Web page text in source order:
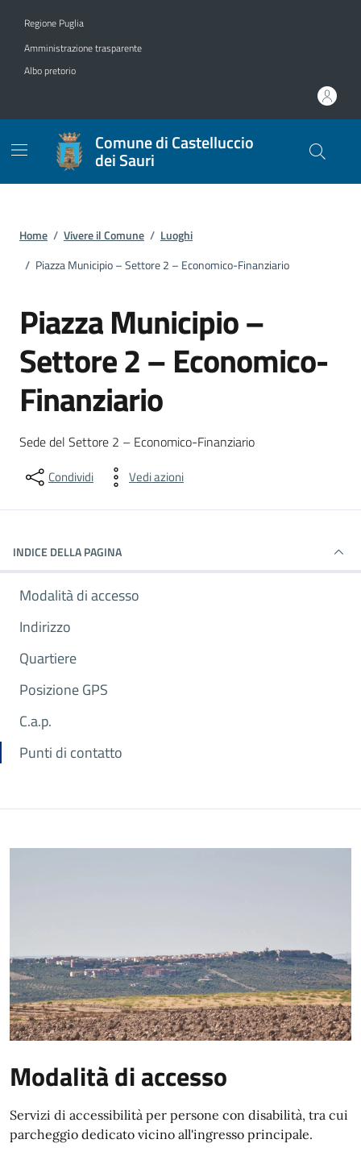
Regione Puglia
Amministrazione trasparente
Albo pretorio
Comune di Castelluccio
dei Sauri
Home / Vivere il Comune / Luoghi
/ Piazza Municipio – Settore 2 – Economico-Finanziario
Piazza Municipio –
Settore 2 – Economico-
Finanziario
Dettagli del luogo
Sede del Settore 2 – Economico-Finanziario
Condividi Vedi azioni
INDICE DELLA PAGINA
Modalità di accesso
Indirizzo
Quartiere
Posizione GPS
C.a.p.
Punti di contatto
Modalità di accesso
Servizi di accessibilità per persone con disabilità, tra cui
parcheggio dedicato vicino all'ingresso principale.